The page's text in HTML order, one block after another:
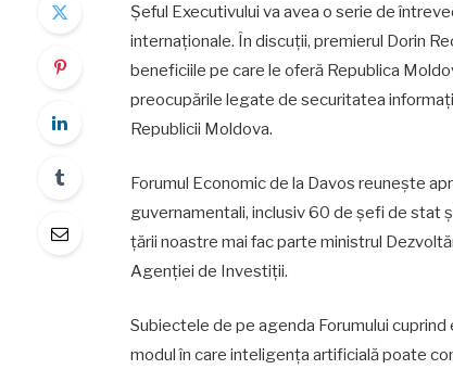
Șeful Executivului va avea o serie de
internaționale. În discuții, premierul Dorin
beneficiile pe care le oferă Republica
preocupările legate de securitatea
Republicii Moldova.
Forumul Economic de la Davos reunește
guvernamentali, inclusiv 60 de șefi de stat
țării noastre mai fac parte ministrul
Agenției de Investiții.
Subiectele de pe agenda Forumului
modul în care inteligența artificială poate